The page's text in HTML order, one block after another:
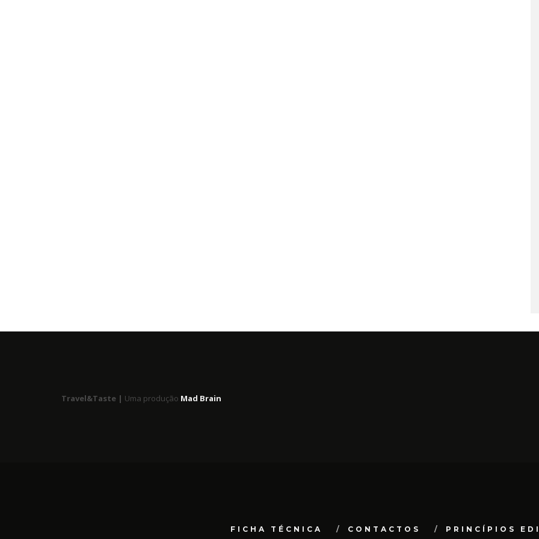
Travel&Taste | Uma produção Mad Brain
FICHA TÉCNICA CONTACTOS PRINCÍPIOS